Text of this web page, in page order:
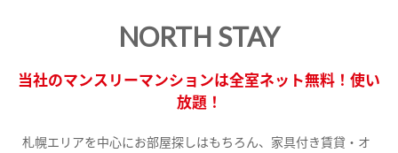
NORTH STAY
当社のマンスリーマンションは全室ネット無料！使い
放題！
札幌エリアを中心にお部屋探しはもちろん、家具付き賃貸・オ